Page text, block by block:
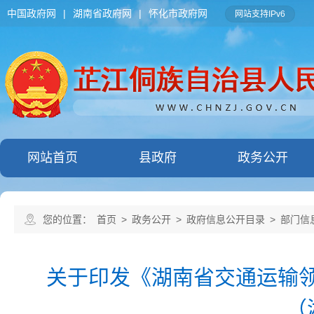
中国政府网 | 湖南省政府网 | 怀化市政府网 网站支持IPv6
网站首页 县政府 政务公开
您的位置： 首页 > 政务公开 > 政府信息公开目录 > 部门信
关于印发《湖南省交通运输